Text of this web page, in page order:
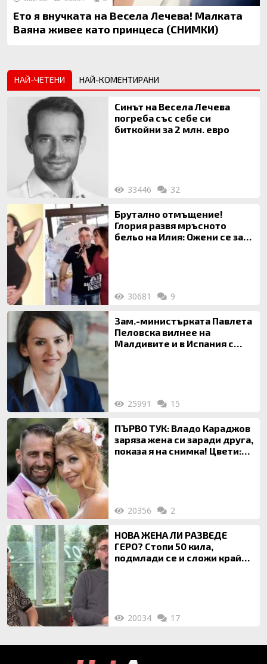
Ето я внучката на Весела Лечева! Малката
Ваяна живее като принцеса (СНИМКИ)
НАЙ-ЧЕТЕНИ НАЙ-КОМЕНТИРАНИ
Синът на Весела Лечева
погреба със себе си
биткойни за 2 млн. евро
33446 32
Брутално отмъщение!
Глория развя мръсното
бельо на Илия: Ожени се за
30681 9
Зам.-министърката Павлета
Пеловска вилнее на
Малдивите и в Испания с
25991 15
ПЪРВО ТУК: Владо Караджов
заряза жена си заради друга,
показа я на снимка! Цвети:
20356 2
НОВА ЖЕНА ЛИ РАЗВЕДЕ
ГЕРО? Стопи 50 кила,
подмлади се и сложи край
20034 17